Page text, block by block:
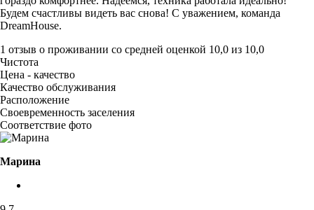
Будем счастливы видеть вас снова! С уважением, команда
DreamHouse.
1 отзыв о проживании со средней оценкой 10,0 из 10,0
Чистота
Цена - качество
Качество обслуживания
Расположение
Своевременность заселения
Соответствие фото
Марина